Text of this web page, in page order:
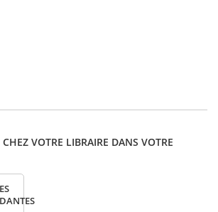
VOTRE LIBRAIRE DANS VOTRE